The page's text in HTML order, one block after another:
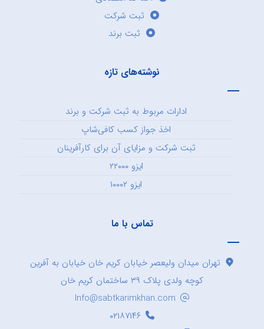
ثبت شرکت
ثبت برند
نوشته‌های تازه
ادارات مربوط به ثبت شرکت و برند
اخذ جواز کسب کافی‌شاپ
ثبت شرکت و مزایای آن برای کارآفرینان
ایزو ۲۲۰۰۰
ایزو ۱۰۰۰۲
تماس با ما
تهران میدان ولیعصر خیابان کریم خان خیابان به آفرین
کوچه ولدی پلاک ۳۹ ساختمان کریم خان
Info@sabtkarimkhan.com
۰۲۱۸۷۱۴۶